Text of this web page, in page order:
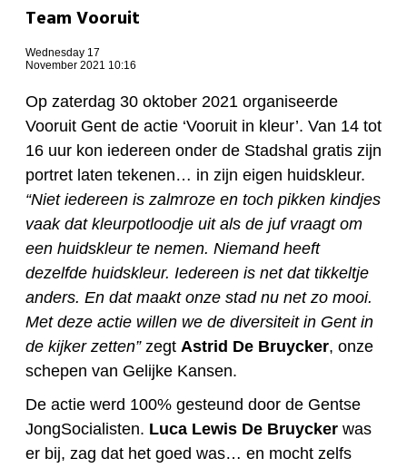
Team Vooruit
Wednesday 17
November 2021 10:16
Op zaterdag 30 oktober 2021 organiseerde
Vooruit Gent de actie ‘Vooruit in kleur’. Van 14 tot
16 uur kon iedereen onder de Stadshal gratis zijn
portret laten tekenen… in zijn eigen huidskleur.
“Niet iedereen is zalmroze en toch pikken kindjes
vaak dat kleurpotloodje uit als de juf vraagt om
een huidskleur te nemen. Niemand heeft
dezelfde huidskleur. Iedereen is net dat tikkeltje
anders. En dat maakt onze stad nu net zo mooi.
Met deze actie willen we de diversiteit in Gent in
de kijker zetten” zegt Astrid De Bruycker, onze
schepen van Gelijke Kansen.
De actie werd 100% gesteund door de Gentse
JongSocialisten. Luca Lewis De Bruycker was
er bij, zag dat het goed was… en mocht zelfs